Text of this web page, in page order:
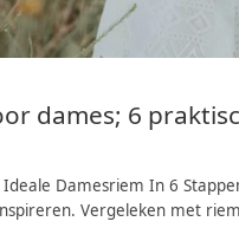
dames; 6
Ideale Damesriem In 6
Vergeleken met